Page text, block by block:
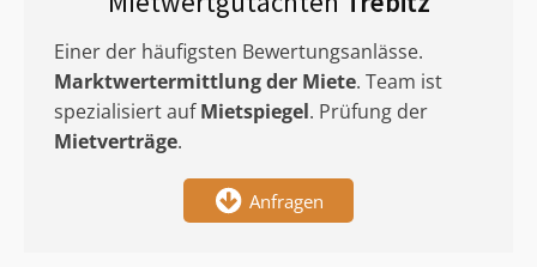
Einer der häufigsten Bewertungsanlässe.
Marktwertermittlungder Miete. Team ist
spezialisiert aufMietspiegel. Prüfung der
Mietverträge.
Anfragen